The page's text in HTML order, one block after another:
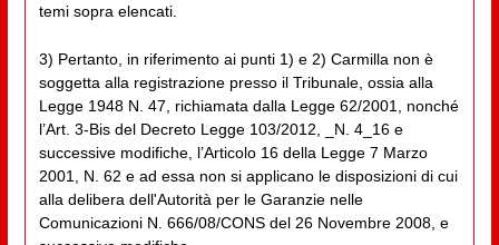
temi sopra elencati.
3) Pertanto, in riferimento ai punti 1) e 2) Carmilla non è
soggetta alla registrazione presso il Tribunale, ossia alla
Legge 1948 N. 47, richiamata dalla Legge 62/2001, nonché
l’Art. 3-Bis del Decreto Legge 103/2012, _N. 4_16 e
successive modifiche, l’Articolo 16 della Legge 7 Marzo
2001, N. 62 e ad essa non si applicano le disposizioni di cui
alla delibera dell'Autorità per le Garanzie nelle
Comunicazioni N. 666/08/CONS del 26 Novembre 2008, e